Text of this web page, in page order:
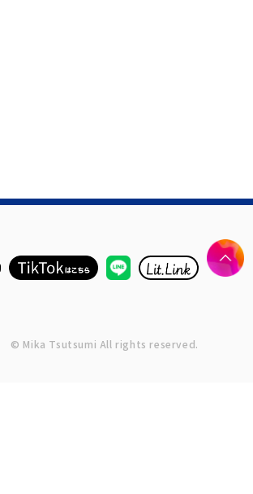
© Mika Tsutsumi All rights reserved.